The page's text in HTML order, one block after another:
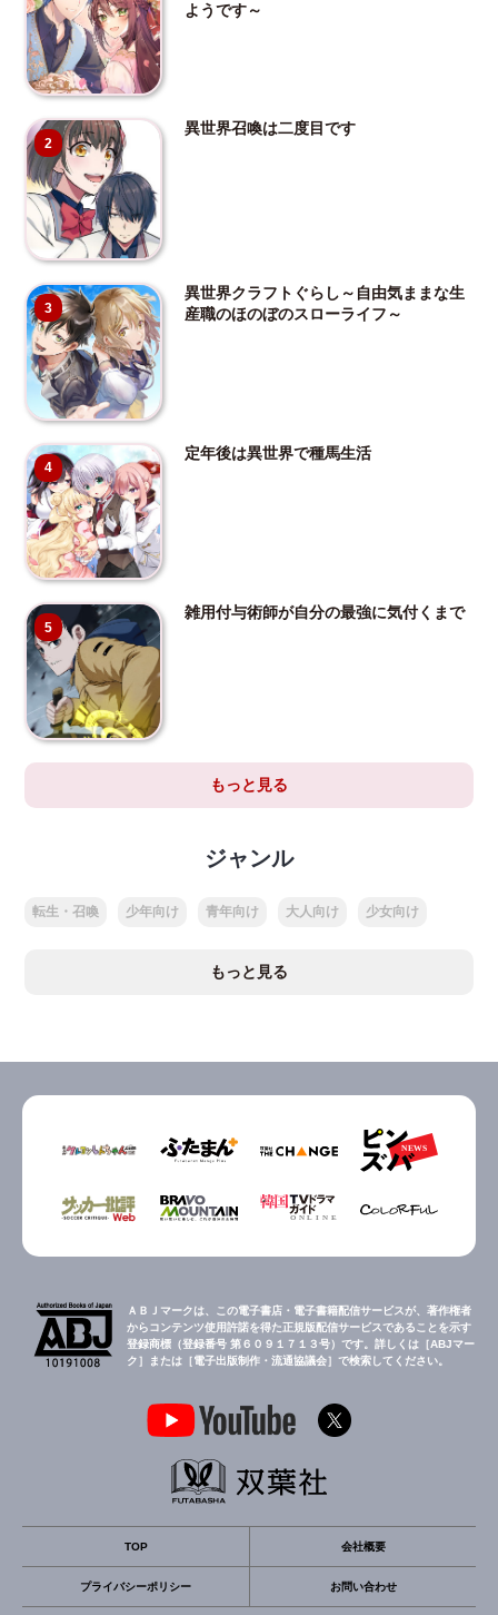
ようです～
2
異世界召喚は二度目です
3
異世界クラフトぐらし～自由気ままな生
産職のほのぼのスローライフ～
4
定年後は異世界で種馬生活
5
雑用付与術師が自分の最強に気付くまで
もっと見る
ジャンル
転生・召喚 少年向け 青年向け 大人向け 少女向け
もっと見る
ＡＢＪマークは、この電子書店・電子書籍配信サービスが、著作権者
からコンテンツ使用許諾を得た正規版配信サービスであることを示す
登録商標（登録番号 第６０９１７１３号）です。詳しくは［ABJマー
ク］または［電子出版制作・流通協議会］で検索してください。
TOP 会社概要
プライバシーポリシー お問い合わせ